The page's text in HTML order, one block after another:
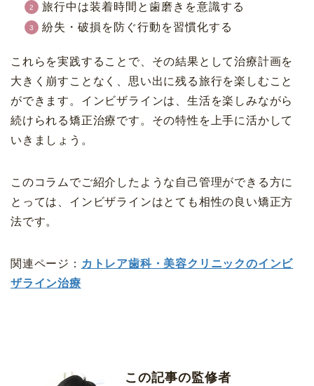
旅行中は装着時間と歯磨きを意識する
紛失・破損を防ぐ行動を習慣化する
これらを実践することで、その結果として治療計画を
大きく崩すことなく、思い出に残る旅行を楽しむこと
ができます。インビザラインは、生活を楽しみながら
続けられる矯正治療です。その特性を上手に活かして
いきましょう。
このコラムでご紹介したような自己管理ができる方に
とっては、インビザラインはとても相性の良い矯正方
法です。
関連ページ： カトレア歯科・美容クリニックのインビ
ザライン治療
この記事の監修者